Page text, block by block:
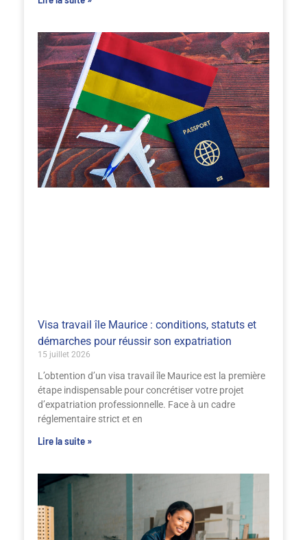
Visa travail île Maurice : conditions, statuts et
démarches pour réussir son expatriation
15 juillet 2026
L’obtention d’un visa travail île Maurice est la première
étape indispensable pour concrétiser votre projet
d’expatriation professionnelle. Face à un cadre
réglementaire strict et en
Lire la suite »